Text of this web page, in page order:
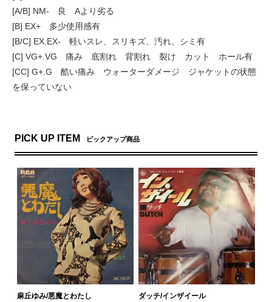
[A/B] NM- 良 Aより劣る
[B] EX+ 多少使用感有
[B/C] EX.EX- 軽いスレ、スリキズ、汚れ、シミ有
[C] VG+.VG 痛み 底割れ 背割れ 裂け カット ホール有
[CC] G+.G 酷い痛み ウォーターダメージ ジャケットの状態
を保っていない
PICK UP ITEM ピックアップ商品
麻丘ゆみ/悪魔とわたし ダッチ/インザイール